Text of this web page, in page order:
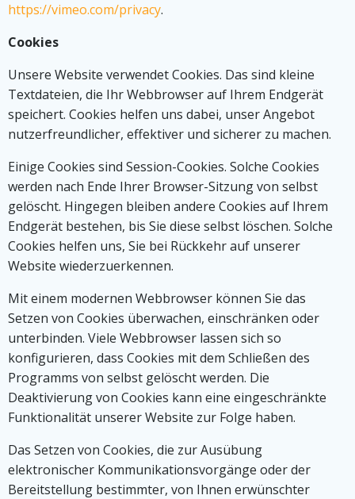
https://vimeo.com/privacy.
Cookies
Unsere Website verwendet Cookies. Das sind kleine
Textdateien, die Ihr Webbrowser auf Ihrem Endgerät
speichert. Cookies helfen uns dabei, unser Angebot
nutzerfreundlicher, effektiver und sicherer zu machen.
Einige Cookies sind Session-Cookies. Solche Cookies
werden nach Ende Ihrer Browser-Sitzung von selbst
gelöscht. Hingegen bleiben andere Cookies auf Ihrem
Endgerät bestehen, bis Sie diese selbst löschen. Solche
Cookies helfen uns, Sie bei Rückkehr auf unserer
Website wiederzuerkennen.
Mit einem modernen Webbrowser können Sie das
Setzen von Cookies überwachen, einschränken oder
unterbinden. Viele Webbrowser lassen sich so
konfigurieren, dass Cookies mit dem Schließen des
Programms von selbst gelöscht werden. Die
Deaktivierung von Cookies kann eine eingeschränkte
Funktionalität unserer Website zur Folge haben.
Das Setzen von Cookies, die zur Ausübung
elektronischer Kommunikationsvorgänge oder der
Bereitstellung bestimmter, von Ihnen erwünschter